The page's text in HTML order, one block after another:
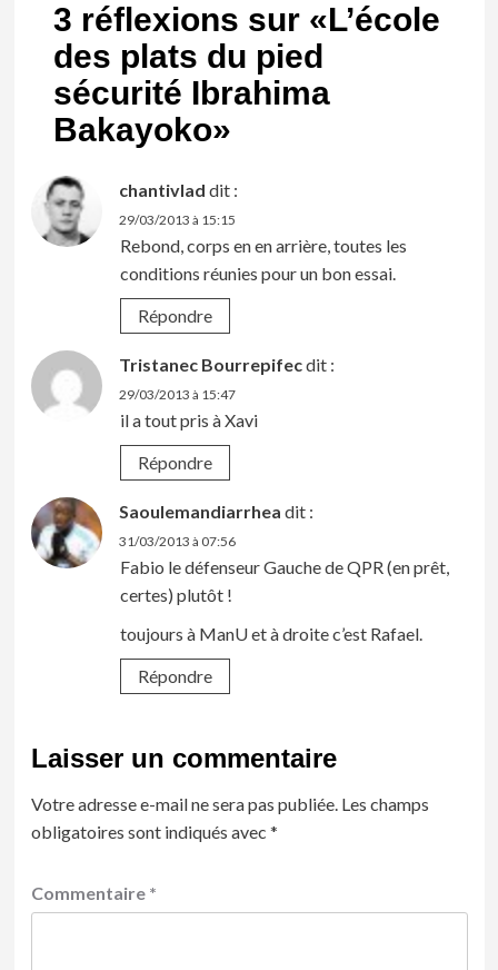
3 réflexions sur «L’école
des plats du pied
sécurité Ibrahima
Bakayoko»
chantivlad dit :
29/03/2013 à 15:15
Rebond, corps en en arrière, toutes les
conditions réunies pour un bon essai.
Répondre
Tristanec Bourrepifecdit :
29/03/2013 à 15:47
il a tout pris à Xavi
Répondre
Saoulemandiarrhea dit :
31/03/2013 à 07:56
Fabio le défenseur Gauche de QPR (en prêt,
certes) plutôt !
toujours à ManU et à droite c’est Rafael.
Répondre
Laisser un commentaire
Votre adresse e-mail ne sera pas publiée. Les champs
obligatoires sont indiqués avec *
Commentaire *